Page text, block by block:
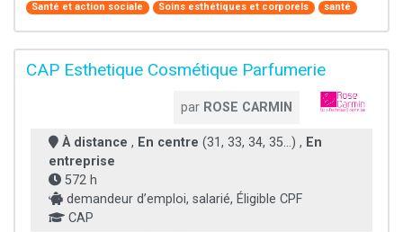
Santé et action sociale Soins esthétiques et corporels santé
CAP Esthetique Cosmétique Parfumerie
par ROSE CARMIN
À distance , En centre (31, 33, 34, 35...) , En
entreprise
572 h
demandeur d’emploi, salarié, Éligible CPF
CAP